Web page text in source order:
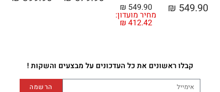
₪ 549.90 מחיר מועדון:
₪ 412.42
₪ 549.90
קבלו ראשונים את כל העדכונים על מבצעים והשקות !
הרשמה